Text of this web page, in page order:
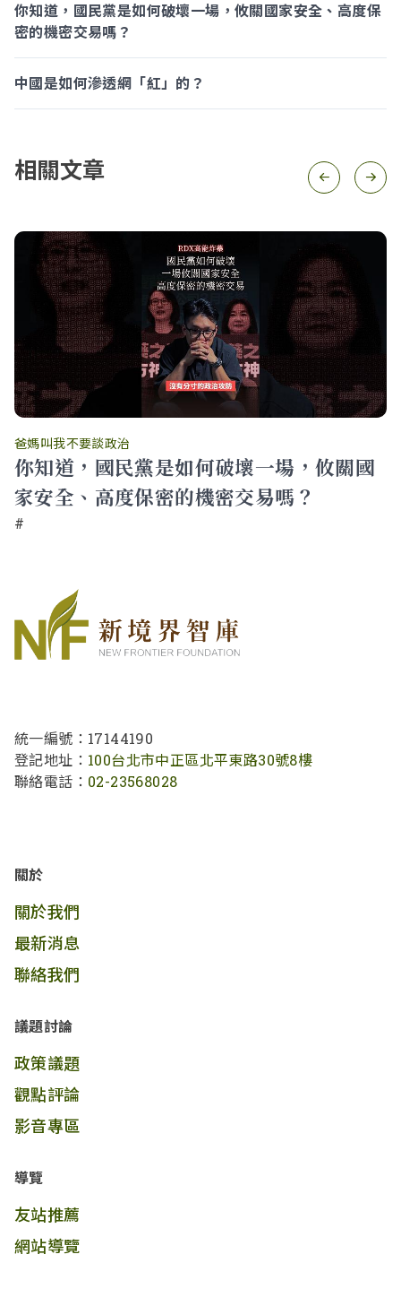
你知道，國民黨是如何破壞一場，攸關國家安全、高度保
密的機密交易嗎？
中國是如何滲透網「紅」的？
相關文章
爸媽叫我不要談政治
你知道，國民黨是如何破壞一場，攸關國
家安全、高度保密的機密交易嗎？
#
統一編號：17144190
登記地址： 100台北市中正區北平東路30號8樓
聯絡電話： 02-23568028
關於
關於我們
最新消息
聯絡我們
議題討論
政策議題
觀點評論
影音專區
導覽
友站推薦
網站導覽